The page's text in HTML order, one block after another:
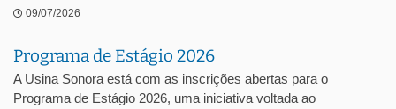
09/07/2026
Programa de Estágio 2026
A Usina Sonora está com as inscrições abertas para o
Programa de Estágio 2026, uma iniciativa voltada ao